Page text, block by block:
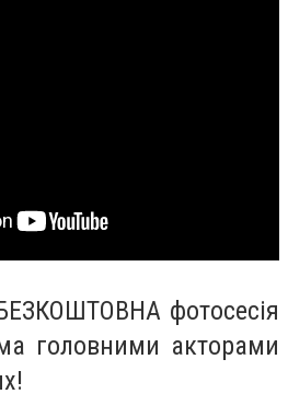
фотосесія
головними акторами